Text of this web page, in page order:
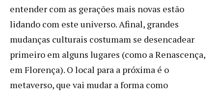
entender com as gerações mais novas estão
lidando com este universo. Afinal, grandes
mudanças culturais costumam se desencadear
primeiro em alguns lugares (como a Renascença,
em Florença). O local para a próxima é o
metaverso, que vai mudar a forma como